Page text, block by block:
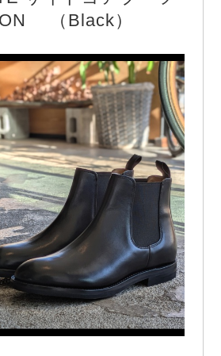
県井原市”の機屋で織られた生…
（Black）